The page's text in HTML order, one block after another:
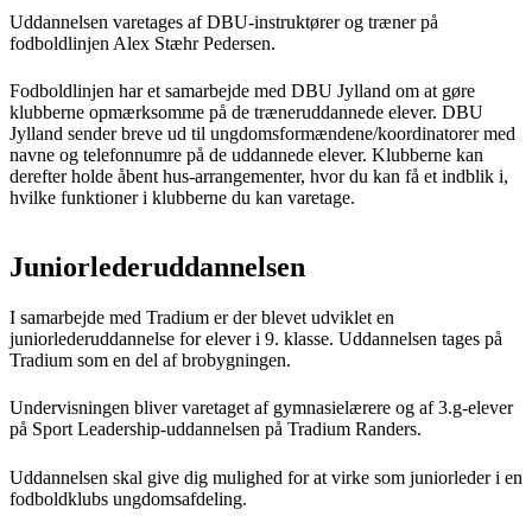
Uddannelsen varetages af DBU-instruktører og træner på
fodboldlinjen Alex Stæhr Pedersen.
Fodboldlinjen har et samarbejde med DBU Jylland om at gøre
klubberne opmærksomme på de træneruddannede elever. DBU
Jylland sender breve ud til ungdomsformændene/koordinatorer med
navne og telefonnumre på de uddannede elever. Klubberne kan
derefter holde åbent hus-arrangementer, hvor du kan få et indblik i,
hvilke funktioner i klubberne du kan varetage.
Juniorlederuddannelsen
I samarbejde med Tradium er der blevet udviklet en
juniorlederuddannelse for elever i 9. klasse. Uddannelsen tages på
Tradium som en del af brobygningen.
Undervisningen bliver varetaget af gymnasielærere og af 3.g-elever
på Sport Leadership-uddannelsen på Tradium Randers.
Uddannelsen skal give dig mulighed for at virke som juniorleder i en
fodboldklubs ungdomsafdeling.